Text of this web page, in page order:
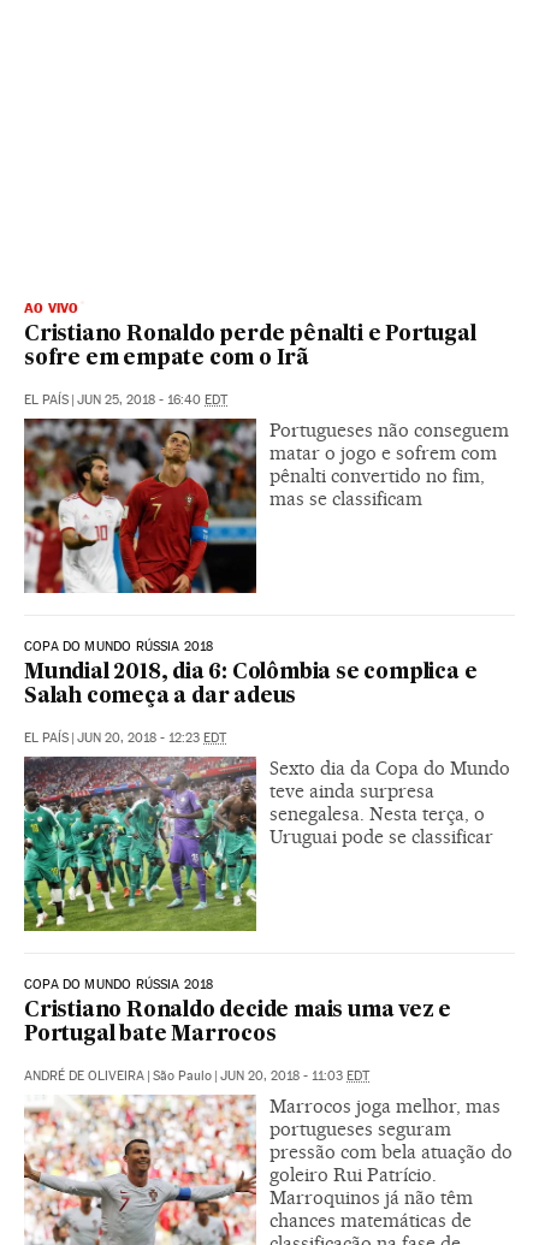
AO VIVO
Cristiano Ronaldo perde pênalti e Portugal
sofre em empate com o Irã
EL PAÍS JUN 25, 2018 - 16:40 EDT
Portugueses não conseguem
matar o jogo e sofrem com
pênalti convertido no fim,
mas se classificam
COPA DO MUNDO RÚSSIA 2018
Mundial 2018, dia 6: Colômbia se complica e
Salah começa a dar adeus
EL PAÍS JUN 20, 2018 - 12:23 EDT
Sexto dia da Copa do Mundo
teve ainda surpresa
senegalesa. Nesta terça, o
Uruguai pode se classificar
COPA DO MUNDO RÚSSIA 2018
Cristiano Ronaldo decide mais uma vez e
Portugal bate Marrocos
ANDRÉ DE OLIVEIRA | São Paulo | JUN 20, 2018 - 11:03 EDT
Marrocos joga melhor, mas
portugueses seguram
pressão com bela atuação do
goleiro Rui Patrício.
Marroquinos já não têm
chances matemáticas de